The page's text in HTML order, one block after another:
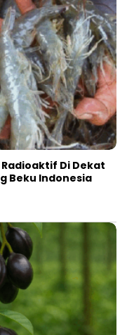
Di Dekat
Beku Indonesia